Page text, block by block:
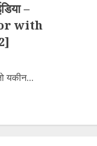
–
with
यकीन...